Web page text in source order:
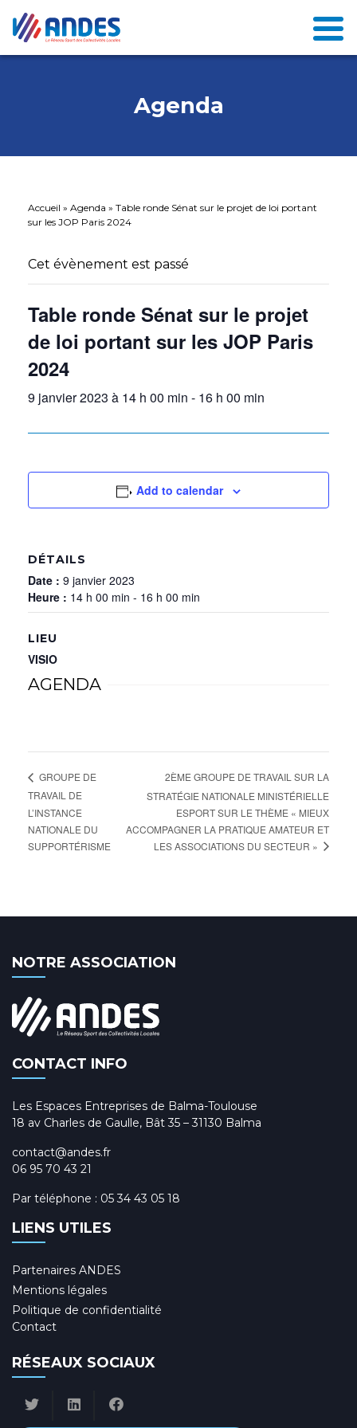
Agenda
Accueil » Agenda » Table ronde Sénat sur le projet de loi portant
sur les JOP Paris 2024
Cet évènement est passé
Table ronde Sénat sur le projet
de loi portant sur les JOP Paris
2024
9 janvier 2023 à 14 h 00 min - 16 h 00 min
Add to calendar
DÉTAILS
Date : 9 janvier 2023
Heure : 14 h 00 min - 16 h 00 min
LIEU
VISIO
AGENDA
GROUPE DE
TRAVAIL DE
L’INSTANCE
NATIONALE DU
SUPPORTÉRISME
2ÈME GROUPE DE TRAVAIL SUR LA
STRATÉGIE NATIONALE MINISTÉRIELLE
ESPORT SUR LE THÈME « MIEUX
ACCOMPAGNER LA PRATIQUE AMATEUR ET
LES ASSOCIATIONS DU SECTEUR »
NOTRE ASSOCIATION
CONTACT INFO
Les Espaces Entreprises de Balma-Toulouse
18 av Charles de Gaulle, Bât 35 – 31130 Balma
contact@andes.fr
06 95 70 43 21
Par téléphone : 05 34 43 05 18
LIENS UTILES
Partenaires ANDES
Mentions légales
Politique de confidentialité
Contact
RÉSEAUX SOCIAUX